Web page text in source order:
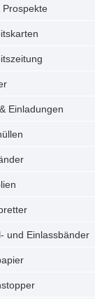
Prospekte
Einladungen
und Einlassbänder